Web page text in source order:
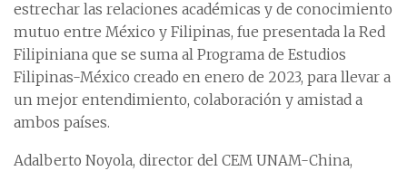
estrechar las relaciones académicas y de conocimiento
mutuo entre México y Filipinas, fue presentada la Red
Filipiniana que se suma al Programa de Estudios
Filipinas-México creado en enero de 2023, para llevar a
un mejor entendimiento, colaboración y amistad a
ambos países.
Adalberto Noyola, director del CEM UNAM-China,